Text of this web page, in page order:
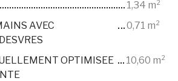
1,34 m²
AVEC
0,71 m²
OPTIMISEE
10,60 m²